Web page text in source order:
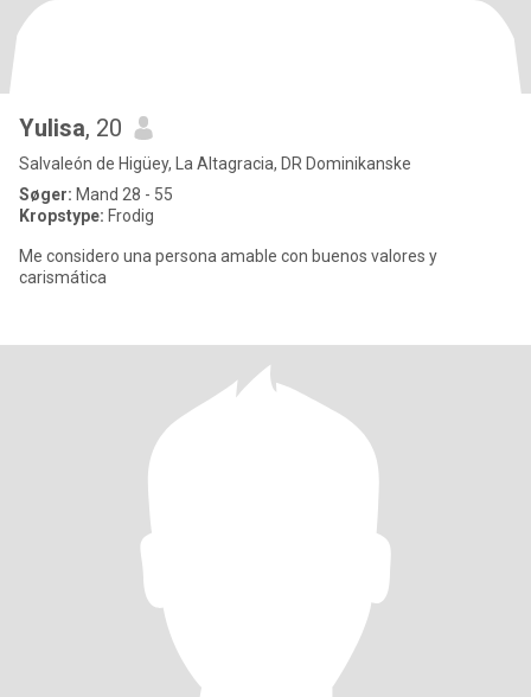
Yulisa, 20
Salvaleón de Higüey, La Altagracia, DR Dominikanske
Søger: Mand 28 - 55
Kropstype: Frodig
Me considero una persona amable con buenos valores y
carismática